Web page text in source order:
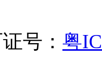
号： 粤